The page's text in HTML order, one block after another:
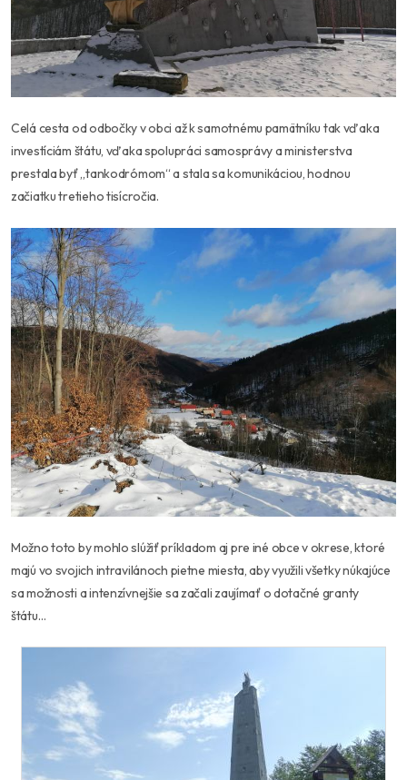
Celá cesta od odbočky v obci až k samotnému pamätníku tak vďaka
investíciám štátu, vďaka spolupráci samosprávy a ministerstva
prestala byť „tankodrómom“ a stala sa komunikáciou, hodnou
začiatku tretieho tisícročia.
Možno toto by mohlo slúžiť príkladom aj pre iné obce v okrese, ktoré
majú vo svojich intravilánoch pietne miesta, aby využili všetky núkajúce
sa možnosti a intenzívnejšie sa začali zaujímať o dotačné granty
štátu…